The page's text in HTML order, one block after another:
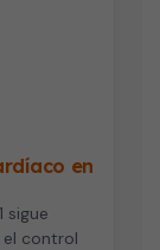
en
sigue
control